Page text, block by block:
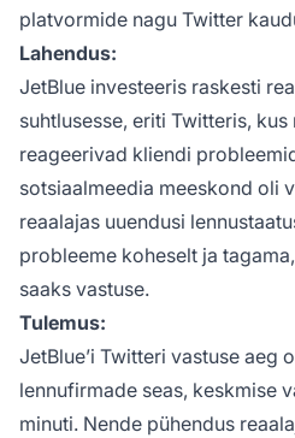
platvormide nagu Twitter
Lahendus:
JetBlue investeeris raskesti
suhtlusesse, eriti Twitteris,
reageerivad kliendi
sotsiaalmeedia meeskond oli
reaalajas uuendusi
probleeme koheselt ja
saaks vastuse.
Tulemus:
JetBlue’i Twitteri vastuse aeg
lennufirmade seas, keskmise
minuti. Nende pühendus